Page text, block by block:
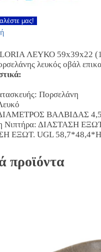
μας!
ΛΕΥΚΟ 59x39x22
λευκός οβάλ
Πορσελάνη
ΔΙΑΜΕΤΡΟΣ ΒΑΛΒΙΔΑΣ
Νιπτήρα: ΔΙΑΣΤΑΣΗ
ΕΞΩΤ. UGL
προϊόντα